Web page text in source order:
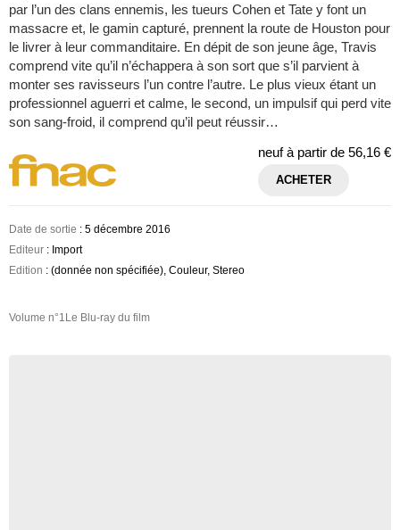
par l’un des clans ennemis, les tueurs Cohen et Tate y font un
massacre et, le gamin capturé, prennent la route de Houston pour
le livrer à leur commanditaire. En dépit de son jeune âge, Travis
comprend vite qu’il n’échappera à son sort que s’il parvient à
monter ses ravisseurs l’un contre l’autre. Le plus vieux étant un
professionnel aguerri et calme, le second, un impulsif qui perd vite
son sang-froid, il comprend qu’il peut réussir…
neuf à partir de 56,16 €
ACHETER
Date de sortie : 5 décembre 2016
Editeur : Import
Edition : (donnée non spécifiée), Couleur, Stereo
Volume n°1Le Blu-ray du film